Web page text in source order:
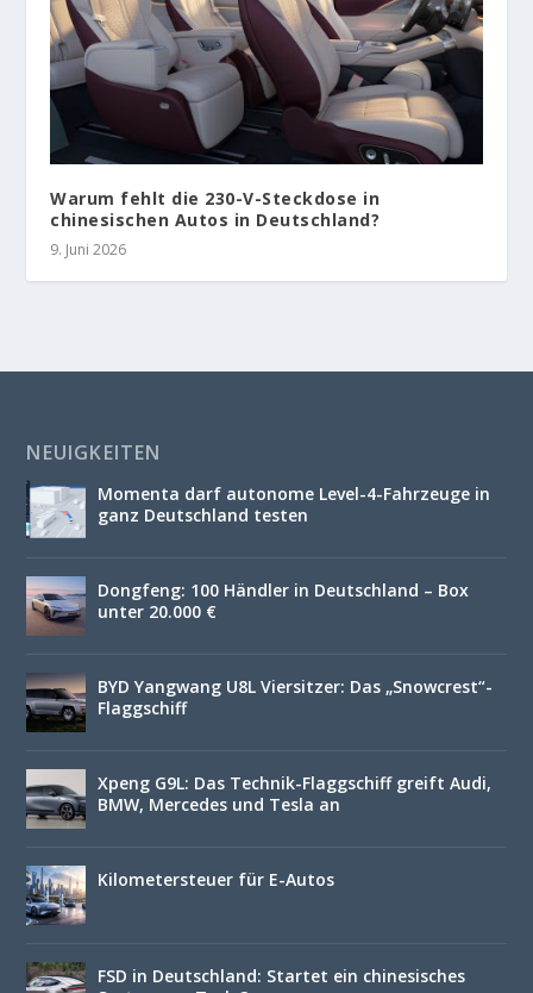
Warum fehlt die 230-V-Steckdose in
chinesischen Autos in Deutschland?
9. Juni 2026
NEUIGKEITEN
Momenta darf autonome Level-4-Fahrzeuge in
ganz Deutschland testen
Dongfeng: 100 Händler in Deutschland – Box
unter 20.000 €
BYD Yangwang U8L Viersitzer: Das „Snowcrest“-
Flaggschiff
Xpeng G9L: Das Technik-Flaggschiff greift Audi,
BMW, Mercedes und Tesla an
Kilometersteuer für E-Autos
FSD in Deutschland: Startet ein chinesisches